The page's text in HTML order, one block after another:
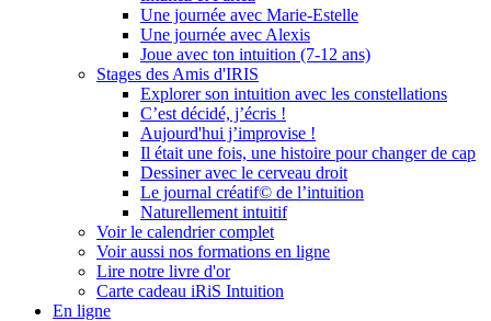
Une journée avec Marie-Estelle
Une journée avec Alexis
Joue avec ton intuition (7-12 ans)
Stages des Amis d'IRIS
Explorer son intuition avec les constellations
C’est décidé, j’écris !
Aujourd'hui j’improvise !
Il était une fois, une histoire pour changer de cap
Dessiner avec le cerveau droit
Le journal créatif© de l’intuition
Naturellement intuitif
Voir le calendrier complet
Voir aussi nos formations en ligne
Lire notre livre d'or
Carte cadeau iRiS Intuition
En ligne